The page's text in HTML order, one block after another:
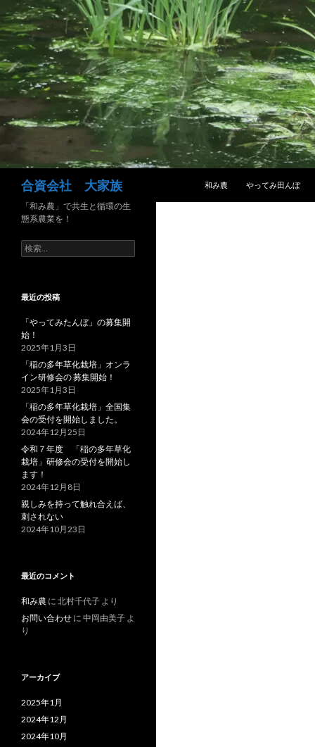
合資会社 大家族
和み農
やってみ田んぼ
「和み農」で共生と循環の生
態系農業を！
検
索:
最近の投稿
「やってみたんぼ」の募集開
始！
2025年1月3日
「稲の多年草化栽培」オンラ
イン研修会の 募集開始！
2025年1月3日
「稲の多年草化栽培」全国集
会の受付を開始しました。
2024年12月25日
令和７年度 「稲の多年草化
栽培」研修会の受付を開始し
ます！
2024年12月8日
親しみを持って触れ合えば、
刺されない
2024年10月23日
最近のコメント
和み農 に 北村千代子 より
お問い合わせ に 中岡由美子 よ
り
アーカイブ
2025年1月
2024年12月
2024年10月